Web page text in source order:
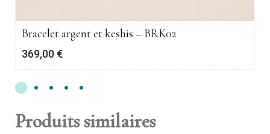
Bracelet argent et keshis – BRK02
369,00 €
Produits similaires